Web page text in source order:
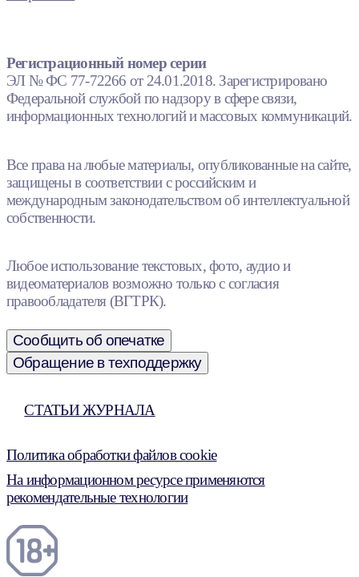
Регистрационный номер серии
ЭЛ № ФС 77-72266 от 24.01.2018. Зарегистрировано
Федеральной службой по надзору в сфере связи,
информационных технологий и массовых коммуникаций.
Все права на любые материалы, опубликованные на сайте,
защищены в соответствии с российским и
международным законодательством об интеллектуальной
собственности.
Любое использование текстовых, фото, аудио и
видеоматериалов возможно только с согласия
правообладателя (ВГТРК).
Сообщить об опечатке
Обращение в техподдержку
СТАТЬИ ЖУРНАЛА
Политика обработки файлов cookie
На информационном ресурсе применяются
рекомендательные технологии